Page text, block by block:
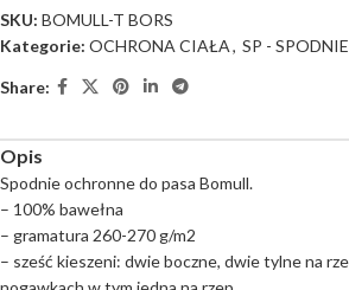
SKU: BOMULL-T BORS
Kategorie: OCHRONA CIAŁA, SP - SPODNIE
Share:
Opis
Spodnie ochronne do pasa Bomull.
– 100% bawełna
– gramatura 260-270 g/m2
– sześć kieszeni: dwie boczne, dwie tylne na